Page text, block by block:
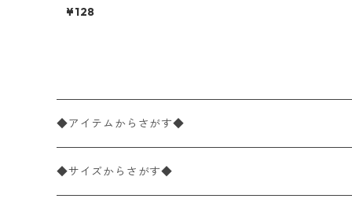
売り2枚 ランチサイズ ペー
パーナプキン BUNTE RAUP
¥128
◆アイテムからさがす◆
ペーパーナプキン2枚バラ売り
◆サイズからさがす◆